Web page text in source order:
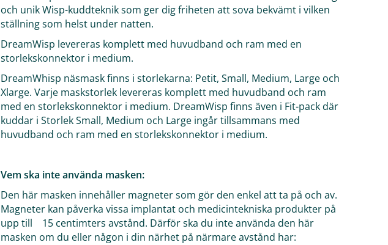
och unik Wisp-kuddteknik som ger dig friheten att sova bekvämt i vilken
ställning som helst under natten.
DreamWisp levereras komplett med huvudband och ram med en
storlekskonnektor i medium.
DreamWhisp näsmask finns i storlekarna: Petit, Small, Medium, Large och
Xlarge. Varje maskstorlek levereras komplett med huvudband och ram
med en storlekskonnektor i medium. DreamWisp finns även i Fit-pack där
kuddar i Storlek Small, Medium och Large ingår tillsammans med
huvudband och ram med en storlekskonnektor i medium.
Vem ska inte använda masken:
Den här masken innehåller magneter som gör den enkel att ta på och av.
Magneter kan påverka vissa implantat och medicintekniska produkter på
upp till 15 centimters avstånd. Därför ska du inte använda den här
masken om du eller någon i din närhet på närmare avstånd har: